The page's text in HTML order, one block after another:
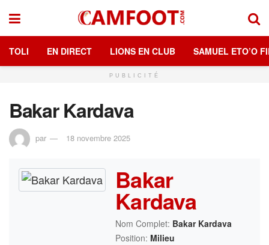
TOLI EN DIRECT LIONS EN CLUB SAMUEL ETO’O
PUBLICITÉ
Bakar Kardava
par 18 novembre 2025
Bakar
Kardava
Nom Complet: Bakar Kardava
Position: Milieu